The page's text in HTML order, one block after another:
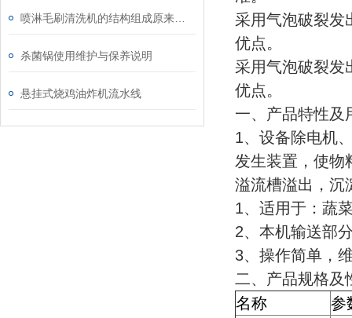
杀菌锅使用维护与保养说明
悬挂式烧鸡油炸机流水线
采用气泡破裂发
优点。
采用气泡破裂发
优点。
一、产品特性及
1、设备除电机
发生装置，使物
溢流槽溢出，沉
1、适用于：蔬
2、本机输送部
3、操作简单，
二、产品规格及
名称
参